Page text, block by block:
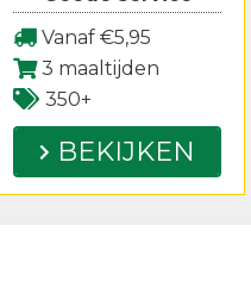
Vanaf €5,95
3 maaltijden
350+
BEKIJKEN